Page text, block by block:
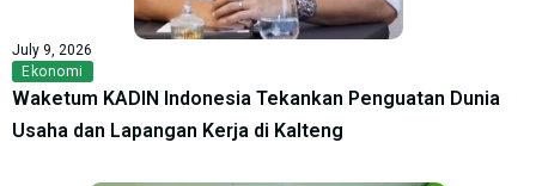
July 9, 2026
Ekonomi
Waketum KADIN Indonesia Tekankan Penguatan Dunia
Usaha dan Lapangan Kerja di Kalteng